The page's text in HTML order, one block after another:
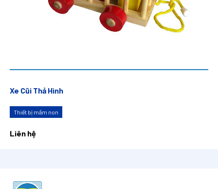
Xe Cũi Thả Hình
Thiết bị mầm non
Liên hệ